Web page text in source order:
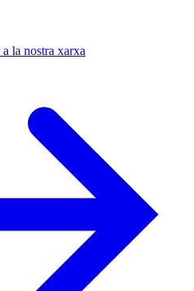
la nostra xarxa